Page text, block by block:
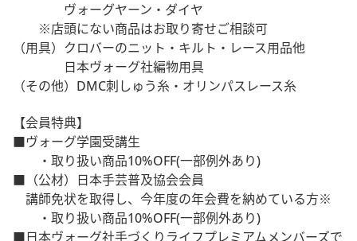
ヴォーグヤーン・ダイヤ
※店頭にない商品はお取り寄せご相談可
（用具）クロバーのニット・キルト・レース用品他
日本ヴォーグ社編物用具
（その他）DMC刺しゅう糸・オリンパスレース糸
【会員特典】
■ヴォーグ学園受講生
・取り扱い商品10%OFF(一部例外あり)
■（公材）日本手芸普及協会会員
講師免状を取得し、今年度の年会費を納めている方※
・取り扱い商品10%OFF(一部例外あり)
■日本ヴォーグ社手づくりライフプレミアムメンバーズで